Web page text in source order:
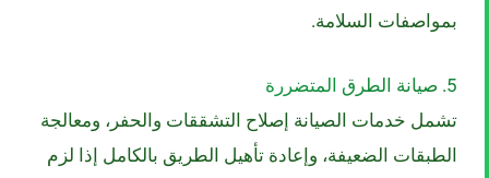
بمواصفات السلامة.
5. صيانة الطرق المتضررة
تشمل خدمات الصيانة إصلاح التشققات والحفر، ومعالجة
الطبقات الضعيفة، وإعادة تأهيل الطريق بالكامل إذا لزم